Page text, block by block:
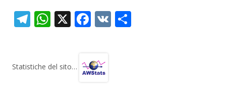
T
gr
W
s
X F
b
V
Statistiche del sito…